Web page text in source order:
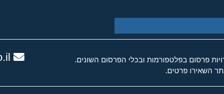
פרסום בפלטפורמות ובכלי הפרסום השונים.
השאירו פרטים.